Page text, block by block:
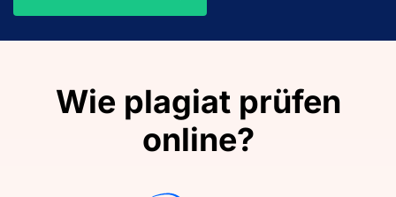
Wie plagiat prüfen
online?